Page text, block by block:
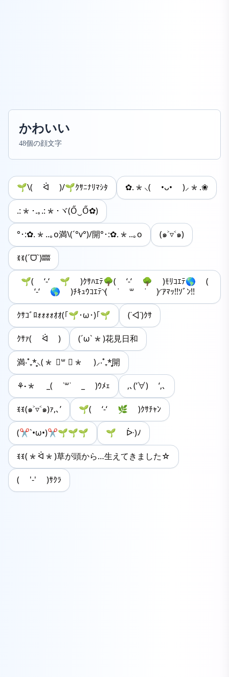
かわいい
48個の顔文字
🌱\( ᐛ )‪/🌱ｸｻﾆﾅﾘﾏｼﾀ ✿.*⸜( •ᴗ• )⸝*.❀
.:*･.｡.:*･ヾ(Ő‿Ő✿)
°･:✿.*..｡o満\(´°v°)/開°･:✿.*..｡o (๑˃▿˂๑)
ꉂꉂ(ˊᗜˋ)ʬʬ
🌱( ‘-‘ ‪🌱 )ｸｻﾊｴﾃ🌳( ‘-‘ 🌳 )ﾓﾘｺｴﾃ🌎 (
‘-‘ 🌎 )ﾁｷｭｳｺｴﾃ◝( ˙ ꒳ ˙ )◜ｱﾏｯ!!ｿﾞﾝ!!
ｸｻｺﾞﾛｫｫｫｫｵｵ(｢🌱･ω･)｢🌱 (˙◁˙)ｸｻ
ｸｻｧ( ᐛ ) (´ω`*)花見日和
満‧˚₊*̥⸜(* ॑꒳ ॑* )⸝‧˚₊*̥開
⚘˖* _( ˙꒳​˙ _ )ｳﾒｪ ,､(‘∀) ‘,､
ꉂꉂ(๑˃▿˂๑)ｧ,､’ 🌱( ‘-‘ 🌿 )ｸｻﾁｬﾝ
(✂︎`•ω•)✂︎🌱🌱🌱 🌱 ᐕ)ﾉ
ꉂꉂ(*ᐛ*)草が頭から…生えてきました☆
( '-' )ｻｸﾗ